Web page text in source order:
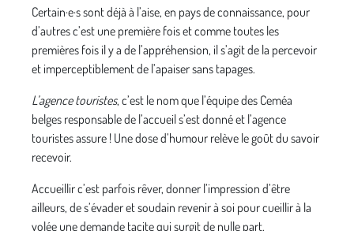
Certain·e·s sont déjà à l’aise, en pays de connaissance, pour
d’autres c’est une première fois et comme toutes les
premières fois il y a de l’appréhension, il s’agit de la percevoir
et imperceptiblement de l’apaiser sans tapages.
L’agence touristes, c’est le nom que l’équipe des Ceméa
belges responsable de l’accueil s’est donné et l’agence
touristes assure ! Une dose d’humour relève le goût du savoir
recevoir.
Accueillir c’est parfois rêver, donner l’impression d’être
ailleurs, de s’évader et soudain revenir à soi pour cueillir à la
volée une demande tacite qui surgit de nulle part.